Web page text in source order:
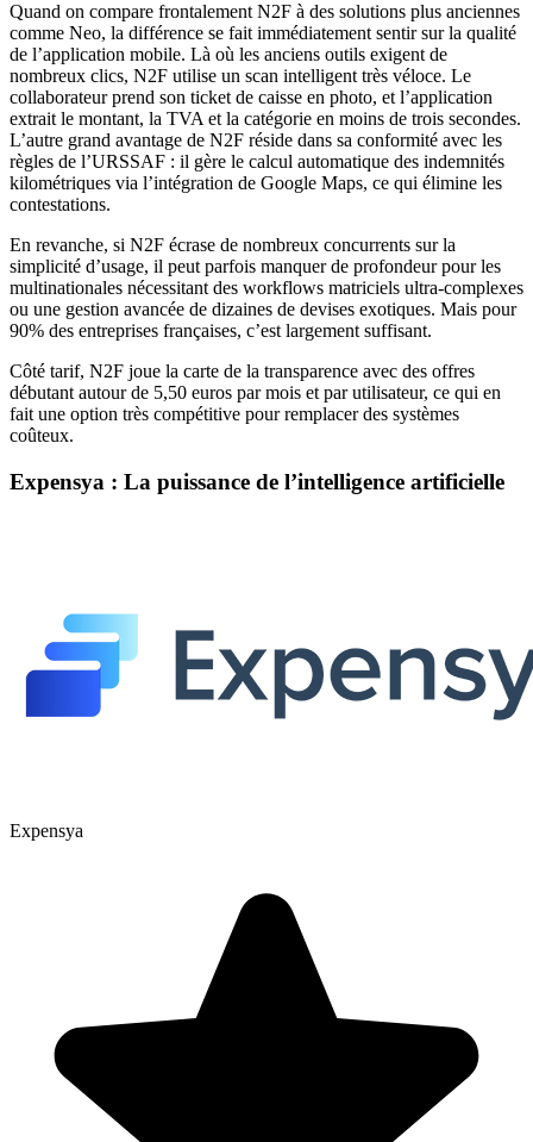
Quand on compare frontalement N2F à des solutions plus anciennes
comme Neo, la différence se fait immédiatement sentir sur la qualité
de l’application mobile. Là où les anciens outils exigent de
nombreux clics, N2F utilise un scan intelligent très véloce. Le
collaborateur prend son ticket de caisse en photo, et l’application
extrait le montant, la TVA et la catégorie en moins de trois secondes.
L’autre grand avantage de N2F réside dans sa conformité avec les
règles de l’URSSAF : il gère le calcul automatique des indemnités
kilométriques via l’intégration de Google Maps, ce qui élimine les
contestations.
En revanche, si N2F écrase de nombreux concurrents sur la
simplicité d’usage, il peut parfois manquer de profondeur pour les
multinationales nécessitant des workflows matriciels ultra-complexes
ou une gestion avancée de dizaines de devises exotiques. Mais pour
90% des entreprises françaises, c’est largement suffisant.
Côté tarif, N2F joue la carte de la transparence avec des offres
débutant autour de 5,50 euros par mois et par utilisateur, ce qui en
fait une option très compétitive pour remplacer des systèmes
coûteux.
Expensya : La puissance de l’intelligence artificielle
Expensya